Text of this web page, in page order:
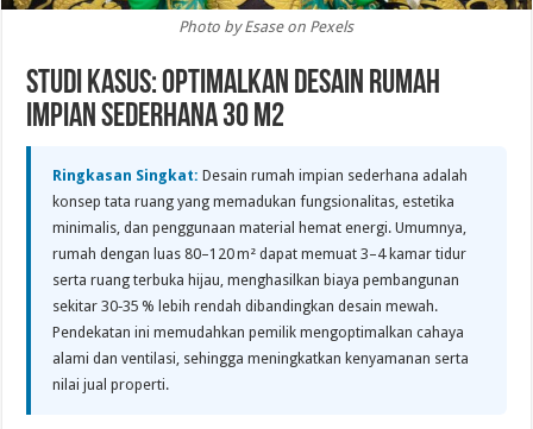
Photo by Esase on Pexels
Studi Kasus: Optimalkan Desain Rumah
Impian Sederhana 30 m2
Ringkasan Singkat: Desain rumah impian sederhana adalah
konsep tata ruang yang memadukan fungsionalitas, estetika
minimalis, dan penggunaan material hemat energi. Umumnya,
rumah dengan luas 80–120 m² dapat memuat 3–4 kamar tidur
serta ruang terbuka hijau, menghasilkan biaya pembangunan
sekitar 30‑35 % lebih rendah dibandingkan desain mewah.
Pendekatan ini memudahkan pemilik mengoptimalkan cahaya
alami dan ventilasi, sehingga meningkatkan kenyamanan serta
nilai jual properti.